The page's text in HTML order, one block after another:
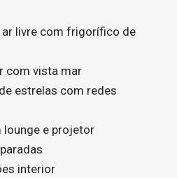
ar livre com frigorífico de
com vista mar
estrelas com redes
lounge e projetor
interior